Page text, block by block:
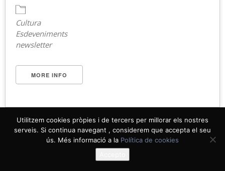
Cultura
Esdeveniments
newsletter
MORE INFO
Utilitzem cookies pròpies i de tercers per millorar els nostres
serveis. Si continua navegant , considerem que accepta el seu
ús. Més informació a la Política de cookies